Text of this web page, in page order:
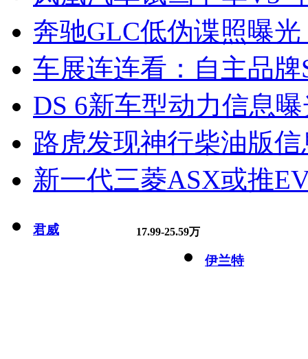
奔驰GLC低伪谍照曝
车展连连看：自主品牌
DS 6新车型动力信息
路虎发现神行柴油版
新一代三菱ASX或推
君威 17.99-25.59万
伊兰特